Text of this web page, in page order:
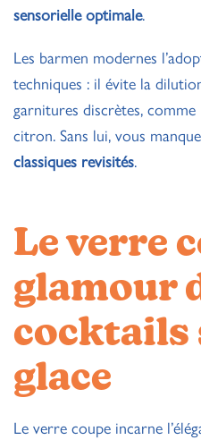
sensorielle optimale.
Les barmen modernes
techniques : il évite la
garnitures discrètes,
citron. Sans lui, vous
classiques revisités.
Le verre
glamour
cocktails
glace
Le verre coupe incarne